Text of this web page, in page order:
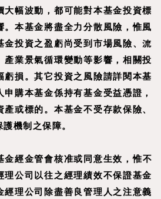
大幅波動，都可能對本基金投資標
。本基金將盡全力分散風險，惟風
金投資之盈虧尚受到市場風險、流
產業景氣循環變動等影響，相關投
虧損。其它投資之風險請詳閱本基
購本基金係持有基金受益憑證，
或標的。本基金不受存款保險、
機制之保障。
金經金管會核准或同意生效，惟不
理公司以往之經理績效不保證基金
經理公司除盡善良管理人之注意義